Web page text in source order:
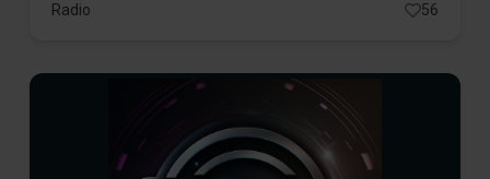
Radio 56